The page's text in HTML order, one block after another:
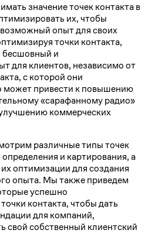
значение точек контакта в
их, чтобы
опыт для своих
точки контакта,
бесшовный и
для клиентов, независимо от
с которой они
может привести к повышению
«сарафанному радио»
коммерческих
различные типы точек
и картирования, а
оптимизации для создания
опыта. Мы также приведем
успешно
контакта, чтобы дать
для компаний,
свой собственный клиентский